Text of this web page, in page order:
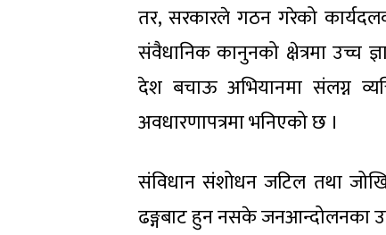
तर, सरकारले गठन गरेको
संवैधानिक कानुनको क्षेत्रमा उच्च
देश बचाऊ अभियानमा संलग्न
अवधारणापत्रमा भनिएको छ ।
संविधान संशोधन जटिल तथा
ढङ्गबाट हुन नसके जनआन्दोलनका